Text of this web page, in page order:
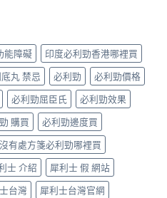
能障礙
印度必利勁香港哪裡買
丸 禁忌 必利勁
必利勁價格
必利勁屈臣氏
必利勁效果
購買
必利勁邊度買
沒有處方箋必利勁哪裡買
士 介紹
犀利士 假 網站
台灣
犀利士台灣官網